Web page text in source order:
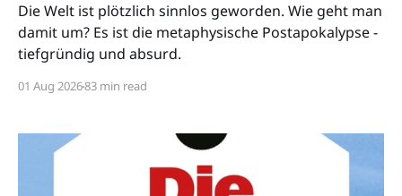
Die Welt ist plötzlich sinnlos geworden. Wie geht man
damit um? Es ist die metaphysische Postapokalypse -
tiefgründig und absurd.
01 Aug 202683 min read